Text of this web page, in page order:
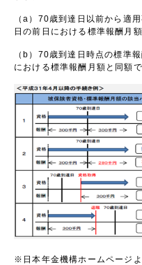
（a）70歳到達日以前から適
日の前日における標準報酬月
（b）70歳到達日時点の標準
における標準報酬月額と同額
※日本年金機構ホームページ